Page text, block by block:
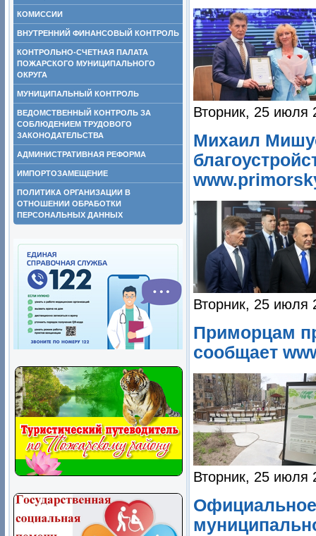
КОМИССИИ
ВНУТРЕННИЙ ФИНАНСОВЫЙ КОНТРОЛЬ
КОНТРОЛЬНО-СЧЕТНАЯ ПАЛАТА
ПОЖАРСКОГО МУНИЦИПАЛЬНОГО
ОКРУГА
МУНИЦИПАЛЬНЫЙ КОНТРОЛЬ
ВЕДОМСТВЕННЫЙ КОНТРОЛЬ ЗА
СОБЛЮДЕНИЕМ ТРУДОВОГО
ЗАКОНОДАТЕЛЬСТВА
АДМИНИСТРАТИВНАЯ РЕФОРМА
ИМПОРТОЗАМЕЩЕНИЕ
ПОЛИТИКА ОРГАНИЗАЦИИ В
ОТНОШЕНИИ ОБРАБОТКИ
ПЕРСОНАЛЬНЫХ ДАННЫХ
Вторник, 25 июля
Михаил
Вторник, 25 июля
Приморцам
сообщает
Вторник, 25 июля
Официальное